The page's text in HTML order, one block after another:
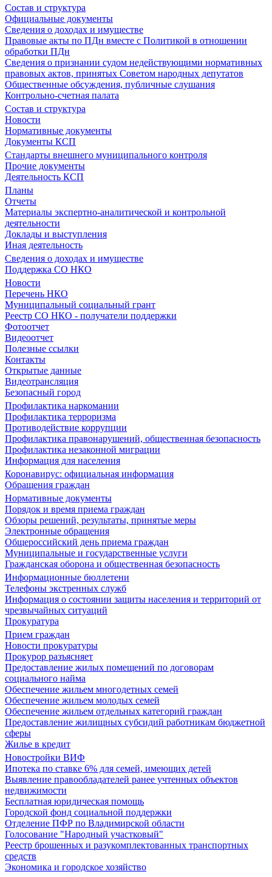
Состав и структура
Официальные документы
Сведения о доходах и имуществе
Правовые акты по ПДн вместе с Политикой в отношении
обработки ПДн
Сведения о признании судом недействующими нормативных
правовых актов, принятых Советом народных депутатов
Общественные обсуждения, публичные слушания
Контрольно-счетная палата
Состав и структура
Новости
Нормативные документы
Документы КСП
Стандарты внешнего муниципального контроля
Прочие документы
Деятельность КСП
Планы
Отчеты
Материалы экспертно-аналитической и контрольной
деятельности
Доклады и выступления
Иная деятельность
Сведения о доходах и имуществе
Поддержка СО НКО
Новости
Перечень НКО
Муниципальный социальный грант
Реестр СО НКО - получатели поддержки
Фотоотчет
Видеоотчет
Полезные ссылки
Контакты
Открытые данные
Видеотрансляция
Безопасный город
Профилактика наркомании
Профилактика терроризма
Противодействие коррупции
Профилактика правонарушений, общественная безопасность
Профилактика незаконной миграции
Информация для населения
Коронавирус: официальная информация
Обращения граждан
Нормативные документы
Порядок и время приема граждан
Обзоры решений, результаты, принятые меры
Электронные обращения
Общероссийский день приема граждан
Муниципальные и государственные услуги
Гражданская оборона и общественная безопасность
Информационные бюллетени
Телефоны экстренных служб
Информация о состоянии защиты населения и территорий от
чрезвычайных ситуаций
Прокуратура
Прием граждан
Новости прокуратуры
Прокурор разъясняет
Предоставление жилых помещений по договорам
социального найма
Обеспечение жильем многодетных семей
Обеспечение жильем молодых семей
Обеспечение жильем отдельных категорий граждан
Предоставление жилищных субсидий работникам бюджетной
сферы
Жилье в кредит
Новостройки ВИФ
Ипотека по ставке 6% для семей, имеющих детей
Выявление правообладателей ранее учтенных объектов
недвижимости
Бесплатная юридическая помощь
Городской фонд социальной поддержки
Отделение ПФР по Владимирской области
Голосование "Народный участковый"
Реестр брошенных и разукомплектованных транспортных
средств
Экономика и городское хозяйство